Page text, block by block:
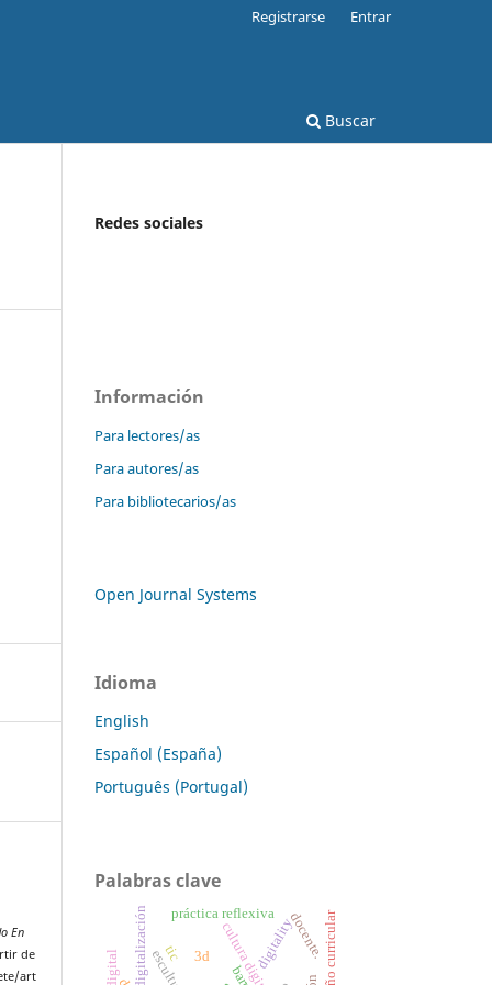
Buscar
Registrarse Entrar
En
de
art
Redes sociales
Información
Para lectores/as
Para autores/as
Para bibliotecarios/as
Open Journal Systems
Idioma
English
Español (España)
Português (Portugal)
Palabras clave
escultura
digitalización 3d cultura digitaldigitality
práctica reflexiva
tic diseño curricular
docente.